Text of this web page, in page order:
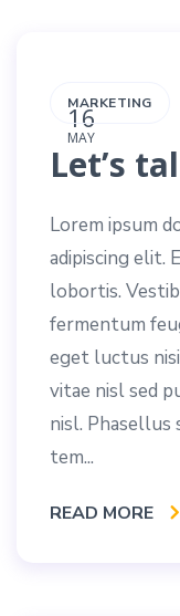
16
MAY
MARKETING
Let’s
Lorem ipsum
adipiscing elit.
lobortis.
fermentum
eget luctus
vitae nisl sed
nisl.
tem...
READ MORE